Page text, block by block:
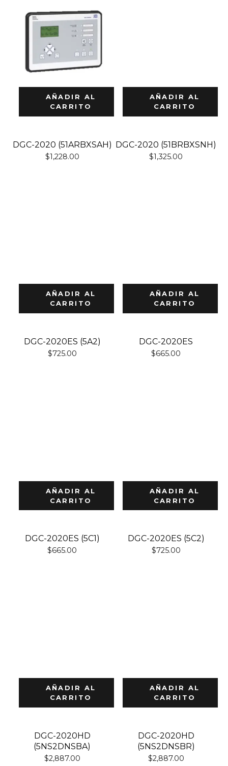
AÑADIR AL
CARRITO
DGC-2020 (51ARBXSAH)
$1,228.00
AÑADIR AL
CARRITO
DGC-2020 (51BRBXSNH)
$1,325.00
AÑADIR AL
CARRITO
DGC-2020ES (5A2)
$725.00
AÑADIR AL
CARRITO
DGC-2020ES
$665.00
AÑADIR AL
CARRITO
DGC-2020ES (5C1)
$665.00
AÑADIR AL
CARRITO
DGC-2020ES (5C2)
$725.00
AÑADIR AL
CARRITO
DGC-2020HD
(5NS2DNSBA)
$2,887.00
AÑADIR AL
CARRITO
DGC-2020HD
(5NS2DNSBR)
$2,887.00